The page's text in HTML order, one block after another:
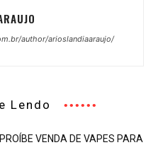
author/arioslandiaaraujo/
Lendo
VENDA DE VAPES PARA